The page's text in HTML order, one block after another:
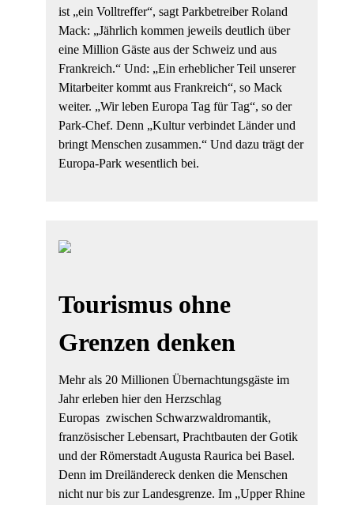
ist „ein Volltreffer“, sagt Parkbetreiber Roland
Mack: „Jährlich kommen jeweils deutlich über
eine Million Gäste aus der Schweiz und aus
Frankreich.“ Und: „Ein erheblicher Teil unserer
Mitarbeiter kommt aus Frankreich“, so Mack
weiter. „Wir leben Europa Tag für Tag“, so der
Park-Chef. Denn „Kultur verbindet Länder und
bringt Menschen zusammen.“ Und dazu trägt der
Europa-Park wesentlich bei.
Tourismus ohne
Grenzen denken
Mehr als 20 Millionen Übernachtungsgäste im
Jahr erleben hier den Herzschlag
Europas zwischen Schwarzwaldromantik,
französischer Lebensart, Prachtbauten der Gotik
und der Römerstadt Augusta Raurica bei Basel.
Denn im Dreiländereck denken die Menschen
nicht nur bis zur Landesgrenze. Im „Upper Rhine